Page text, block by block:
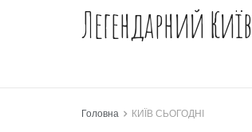
Легендарний Київ
Головна КИЇВ СЬОГОДНІ